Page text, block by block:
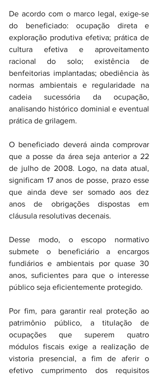
De acordo com o marco legal, exige-se
do beneficiado: ocupação direta e
exploração produtiva efetiva; prática de
cultura efetiva e aproveitamento
racional do solo; existência de
benfeitorias implantadas; obediência às
normas ambientais e regularidade na
cadeia sucessória da ocupação,
analisando histórico dominial e eventual
prática de grilagem.
O beneficiado deverá ainda comprovar
que a posse da área seja anterior a 22
de julho de 2008. Logo, na data atual,
significam 17 anos de posse, prazo esse
que ainda deve ser somado aos dez
anos de obrigações dispostas em
cláusula resolutivas decenais.
Desse modo, o escopo normativo
submete o beneficiário a encargos
fundiários e ambientais por quase 30
anos, suficientes para que o interesse
público seja eficientemente protegido.
Por fim, para garantir real proteção ao
patrimônio público, a titulação de
ocupações que superem quatro
módulos fiscais exige a realização de
vistoria presencial, a fim de aferir o
efetivo cumprimento dos requisitos